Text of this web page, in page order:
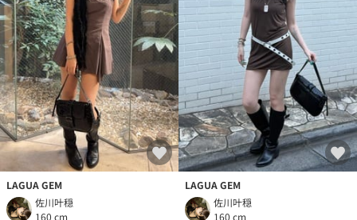
LAGUA GEM
佐川叶穏
160 cm
LAGUA GEM
佐川叶穏
160 cm